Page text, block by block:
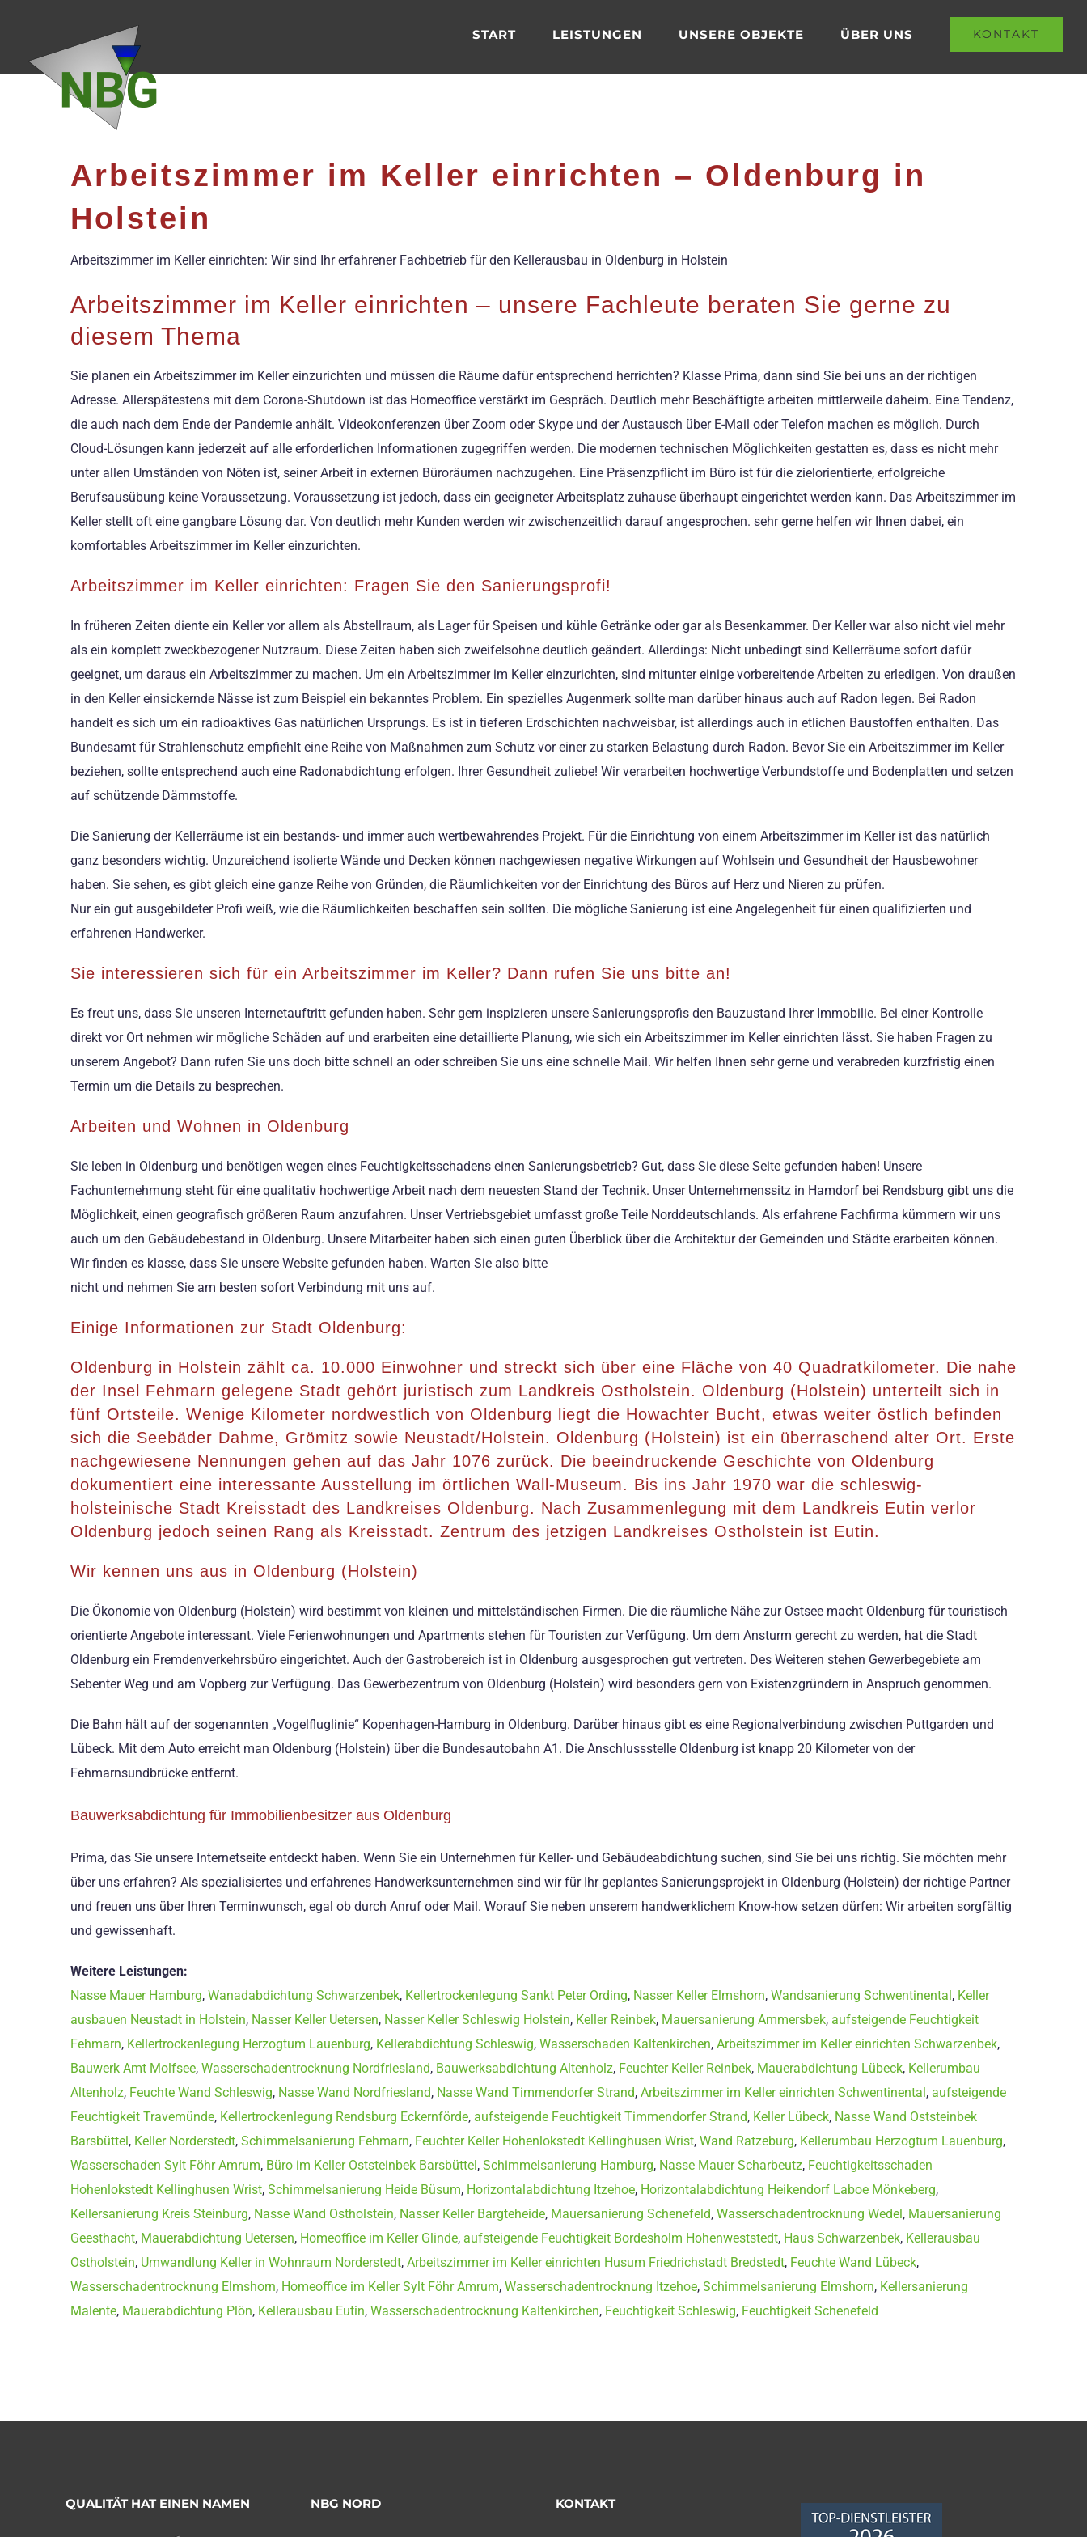
springen
START LEISTUNGEN UNSERE OBJEKTE ÜBER UNS KONTAKT
Arbeitszimmer im Keller einrichten – Oldenburg in
Holstein
Arbeitszimmer im Keller einrichten: Wir sind Ihr erfahrener Fachbetrieb für den Kellerausbau in Oldenburg in Holstein
Arbeitszimmer im Keller einrichten – unsere Fachleute beraten Sie gerne zu
diesem Thema
Sie planen ein Arbeitszimmer im Keller einzurichten und müssen die Räume dafür entsprechend herrichten? Klasse Prima, dann sind Sie bei uns an der richtigen
Adresse. Allerspätestens mit dem Corona-Shutdown ist das Homeoffice verstärkt im Gespräch. Deutlich mehr Beschäftigte arbeiten mittlerweile daheim. Eine Tendenz,
die auch nach dem Ende der Pandemie anhält. Videokonferenzen über Zoom oder Skype und der Austausch über E-Mail oder Telefon machen es möglich. Durch
Cloud-Lösungen kann jederzeit auf alle erforderlichen Informationen zugegriffen werden. Die modernen technischen Möglichkeiten gestatten es, dass es nicht mehr
unter allen Umständen von Nöten ist, seiner Arbeit in externen Büroräumen nachzugehen. Eine Präsenzpflicht im Büro ist für die zielorientierte, erfolgreiche
Berufsausübung keine Voraussetzung. Voraussetzung ist jedoch, dass ein geeigneter Arbeitsplatz zuhause überhaupt eingerichtet werden kann. Das Arbeitszimmer im
Keller stellt oft eine gangbare Lösung dar. Von deutlich mehr Kunden werden wir zwischenzeitlich darauf angesprochen. sehr gerne helfen wir Ihnen dabei, ein
komfortables Arbeitszimmer im Keller einzurichten.
Arbeitszimmer im Keller einrichten: Fragen Sie den Sanierungsprofi!
In früheren Zeiten diente ein Keller vor allem als Abstellraum, als Lager für Speisen und kühle Getränke oder gar als Besenkammer. Der Keller war also nicht viel mehr
als ein komplett zweckbezogener Nutzraum. Diese Zeiten haben sich zweifelsohne deutlich geändert. Allerdings: Nicht unbedingt sind Kellerräume sofort dafür
geeignet, um daraus ein Arbeitszimmer zu machen. Um ein Arbeitszimmer im Keller einzurichten, sind mitunter einige vorbereitende Arbeiten zu erledigen. Von draußen
in den Keller einsickernde Nässe ist zum Beispiel ein bekanntes Problem. Ein spezielles Augenmerk sollte man darüber hinaus auch auf Radon legen. Bei Radon
handelt es sich um ein radioaktives Gas natürlichen Ursprungs. Es ist in tieferen Erdschichten nachweisbar, ist allerdings auch in etlichen Baustoffen enthalten. Das
Bundesamt für Strahlenschutz empfiehlt eine Reihe von Maßnahmen zum Schutz vor einer zu starken Belastung durch Radon. Bevor Sie ein Arbeitszimmer im Keller
beziehen, sollte entsprechend auch eine Radonabdichtung erfolgen. Ihrer Gesundheit zuliebe! Wir verarbeiten hochwertige Verbundstoffe und Bodenplatten und setzen
auf schützende Dämmstoffe.
Die Sanierung der Kellerräume ist ein bestands- und immer auch wertbewahrendes Projekt. Für die Einrichtung von einem Arbeitszimmer im Keller ist das natürlich
ganz besonders wichtig. Unzureichend isolierte Wände und Decken können nachgewiesen negative Wirkungen auf Wohlsein und Gesundheit der Hausbewohner
haben. Sie sehen, es gibt gleich eine ganze Reihe von Gründen, die Räumlichkeiten vor der Einrichtung des Büros auf Herz und Nieren zu prüfen.
Nur ein gut ausgebildeter Profi weiß, wie die Räumlichkeiten beschaffen sein sollten. Die mögliche Sanierung ist eine Angelegenheit für einen qualifizierten und
erfahrenen Handwerker.
Sie interessieren sich für ein Arbeitszimmer im Keller? Dann rufen Sie uns bitte an!
Es freut uns, dass Sie unseren Internetauftritt gefunden haben. Sehr gern inspizieren unsere Sanierungsprofis den Bauzustand Ihrer Immobilie. Bei einer Kontrolle
direkt vor Ort nehmen wir mögliche Schäden auf und erarbeiten eine detaillierte Planung, wie sich ein Arbeitszimmer im Keller einrichten lässt. Sie haben Fragen zu
unserem Angebot? Dann rufen Sie uns doch bitte schnell an oder schreiben Sie uns eine schnelle Mail. Wir helfen Ihnen sehr gerne und verabreden kurzfristig einen
Termin um die Details zu besprechen.
Arbeiten und Wohnen in Oldenburg
Sie leben in Oldenburg und benötigen wegen eines Feuchtigkeitsschadens einen Sanierungsbetrieb? Gut, dass Sie diese Seite gefunden haben! Unsere
Fachunternehmung steht für eine qualitativ hochwertige Arbeit nach dem neuesten Stand der Technik. Unser Unternehmenssitz in Hamdorf bei Rendsburg gibt uns die
Möglichkeit, einen geografisch größeren Raum anzufahren. Unser Vertriebsgebiet umfasst große Teile Norddeutschlands. Als erfahrene Fachfirma kümmern wir uns
auch um den Gebäudebestand in Oldenburg. Unsere Mitarbeiter haben sich einen guten Überblick über die Architektur der Gemeinden und Städte erarbeiten können.
Wir finden es klasse, dass Sie unsere Website gefunden haben. Warten Sie also bitte
nicht und nehmen Sie am besten sofort Verbindung mit uns auf.
Einige Informationen zur Stadt Oldenburg:
Oldenburg in Holstein zählt ca. 10.000 Einwohner und streckt sich über eine Fläche von 40 Quadratkilometer. Die nahe
der Insel Fehmarn gelegene Stadt gehört juristisch zum Landkreis Ostholstein. Oldenburg (Holstein) unterteilt sich in
fünf Ortsteile. Wenige Kilometer nordwestlich von Oldenburg liegt die Howachter Bucht, etwas weiter östlich befinden
sich die Seebäder Dahme, Grömitz sowie Neustadt/Holstein. Oldenburg (Holstein) ist ein überraschend alter Ort. Erste
nachgewiesene Nennungen gehen auf das Jahr 1076 zurück. Die beeindruckende Geschichte von Oldenburg
dokumentiert eine interessante Ausstellung im örtlichen Wall-Museum. Bis ins Jahr 1970 war die schleswig-
holsteinische Stadt Kreisstadt des Landkreises Oldenburg. Nach Zusammenlegung mit dem Landkreis Eutin verlor
Oldenburg jedoch seinen Rang als Kreisstadt. Zentrum des jetzigen Landkreises Ostholstein ist Eutin.
Wir kennen uns aus in Oldenburg (Holstein)
Die Ökonomie von Oldenburg (Holstein) wird bestimmt von kleinen und mittelständischen Firmen. Die die räumliche Nähe zur Ostsee macht Oldenburg für touristisch
orientierte Angebote interessant. Viele Ferienwohnungen und Apartments stehen für Touristen zur Verfügung. Um dem Ansturm gerecht zu werden, hat die Stadt
Oldenburg ein Fremdenverkehrsbüro eingerichtet. Auch der Gastrobereich ist in Oldenburg ausgesprochen gut vertreten. Des Weiteren stehen Gewerbegebiete am
Sebenter Weg und am Vopberg zur Verfügung. Das Gewerbezentrum von Oldenburg (Holstein) wird besonders gern von Existenzgründern in Anspruch genommen.
Die Bahn hält auf der sogenannten „Vogelfluglinie“ Kopenhagen-Hamburg in Oldenburg. Darüber hinaus gibt es eine Regionalverbindung zwischen Puttgarden und
Lübeck. Mit dem Auto erreicht man Oldenburg (Holstein) über die Bundesautobahn A1. Die Anschlussstelle Oldenburg ist knapp 20 Kilometer von der
Fehmarnsundbrücke entfernt.
Bauwerksabdichtung für Immobilienbesitzer aus Oldenburg
Prima, das Sie unsere Internetseite entdeckt haben. Wenn Sie ein Unternehmen für Keller- und Gebäudeabdichtung suchen, sind Sie bei uns richtig. Sie möchten mehr
über uns erfahren? Als spezialisiertes und erfahrenes Handwerksunternehmen sind wir für Ihr geplantes Sanierungsprojekt in Oldenburg (Holstein) der richtige Partner
und freuen uns über Ihren Terminwunsch, egal ob durch Anruf oder Mail. Worauf Sie neben unserem handwerklichem Know-how setzen dürfen: Wir arbeiten sorgfältig
und gewissenhaft.
Weitere Leistungen:
Nasse Mauer Hamburg, Wanadabdichtung Schwarzenbek, Kellertrockenlegung Sankt Peter Ording, Nasser Keller Elmshorn, Wandsanierung Schwentinental, Keller
ausbauen Neustadt in Holstein, Nasser Keller Uetersen, Nasser Keller Schleswig Holstein, Keller Reinbek, Mauersanierung Ammersbek, aufsteigende Feuchtigkeit
Fehmarn, Kellertrockenlegung Herzogtum Lauenburg, Kellerabdichtung Schleswig, Wasserschaden Kaltenkirchen, Arbeitszimmer im Keller einrichten Schwarzenbek,
Bauwerk Amt Molfsee, Wasserschadentrocknung Nordfriesland, Bauwerksabdichtung Altenholz, Feuchter Keller Reinbek, Mauerabdichtung Lübeck, Kellerumbau
Altenholz, Feuchte Wand Schleswig, Nasse Wand Nordfriesland, Nasse Wand Timmendorfer Strand, Arbeitszimmer im Keller einrichten Schwentinental, aufsteigende
Feuchtigkeit Travemünde, Kellertrockenlegung Rendsburg Eckernförde, aufsteigende Feuchtigkeit Timmendorfer Strand, Keller Lübeck, Nasse Wand Oststeinbek
Barsbüttel, Keller Norderstedt, Schimmelsanierung Fehmarn, Feuchter Keller Hohenlokstedt Kellinghusen Wrist, Wand Ratzeburg, Kellerumbau Herzogtum Lauenburg,
Wasserschaden Sylt Föhr Amrum, Büro im Keller Oststeinbek Barsbüttel, Schimmelsanierung Hamburg, Nasse Mauer Scharbeutz, Feuchtigkeitsschaden
Hohenlokstedt Kellinghusen Wrist, Schimmelsanierung Heide Büsum, Horizontalabdichtung Itzehoe, Horizontalabdichtung Heikendorf Laboe Mönkeberg,
Kellersanierung Kreis Steinburg, Nasse Wand Ostholstein, Nasser Keller Bargteheide, Mauersanierung Schenefeld, Wasserschadentrocknung Wedel, Mauersanierung
Geesthacht, Mauerabdichtung Uetersen, Homeoffice im Keller Glinde, aufsteigende Feuchtigkeit Bordesholm Hohenweststedt, Haus Schwarzenbek, Kellerausbau
Ostholstein, Umwandlung Keller in Wohnraum Norderstedt, Arbeitszimmer im Keller einrichten Husum Friedrichstadt Bredstedt, Feuchte Wand Lübeck,
Wasserschadentrocknung Elmshorn, Homeoffice im Keller Sylt Föhr Amrum, Wasserschadentrocknung Itzehoe, Schimmelsanierung Elmshorn, Kellersanierung
Malente, Mauerabdichtung Plön, Kellerausbau Eutin, Wasserschadentrocknung Kaltenkirchen, Feuchtigkeit Schleswig, Feuchtigkeit Schenefeld
QUALITÄT HAT EINEN NAMEN NBG NORD KONTAKT
Norddeutsche
Bauabdichtungsgesellschaft
mbH